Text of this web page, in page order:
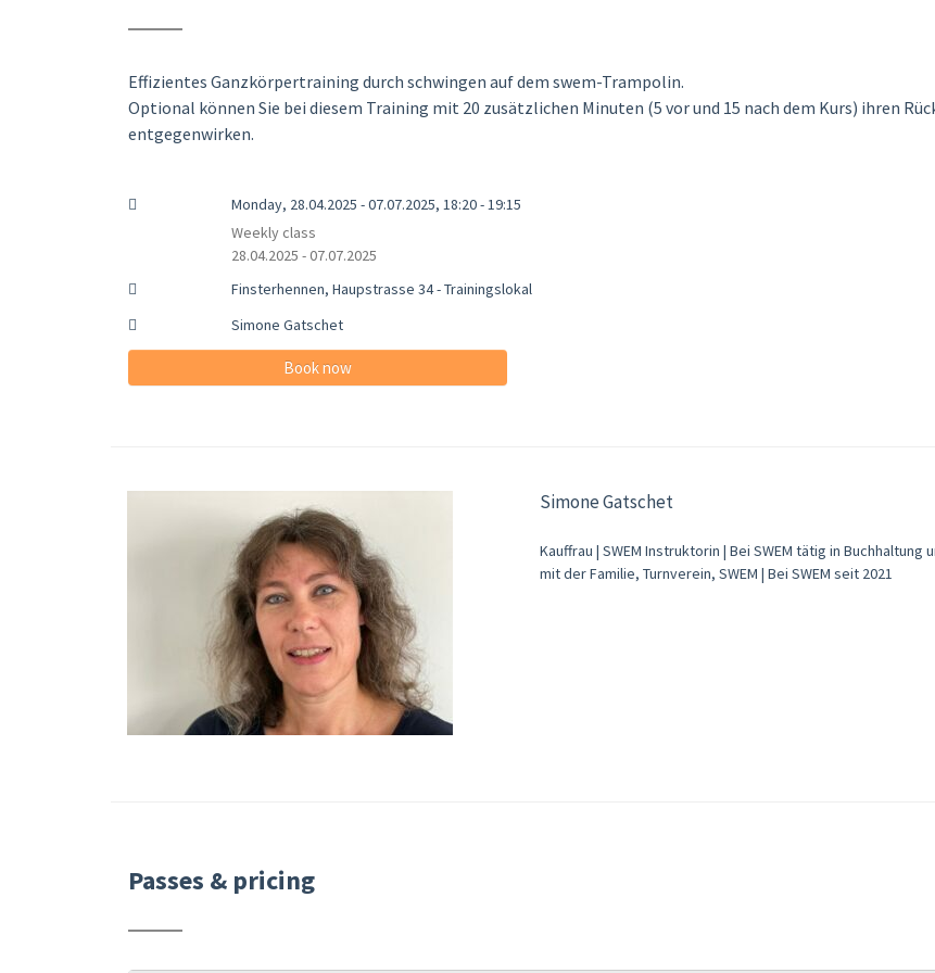
Effizientes Ganzkörpertraining durch schwingen auf dem swem-Trampolin.
Optional können Sie bei diesem Training mit 20 zusätzlichen Minuten (5 vor und 15 nach dem Kurs) ihren
entgegenwirken.
Monday, 28.04.2025 - 07.07.2025, 18:20 - 19:15
Weekly class
28.04.2025 - 07.07.2025
Finsterhennen, Haupstrasse 34 - Trainingslokal
Simone Gatschet
Book now
Simone Gatschet
Kauffrau | SWEM Instruktorin | Bei SWEM tätig in
mit der Familie, Turnverein, SWEM | Bei SWEM seit 2021
Passes & pricing